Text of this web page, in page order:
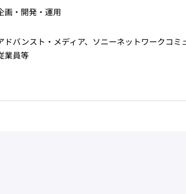
画・開発・運用
バンスト・メディア、ソニーネットワークコミ
業員等